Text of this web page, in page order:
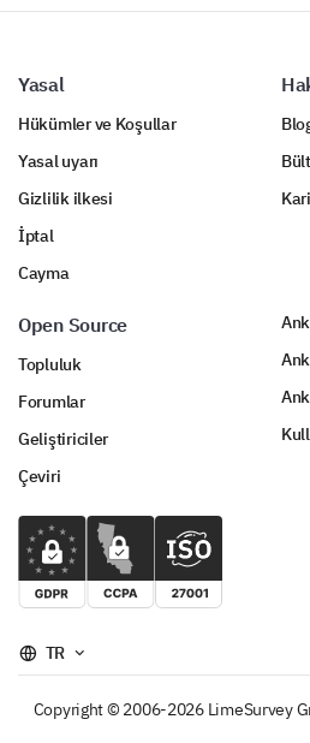
Yasal
Hükümler ve Koşullar
Yasal uyarı
Gizlilik ilkesi
İptal
Cayma
Open Source
Topluluk
Forumlar
Geliştiriciler
Çeviri
TR
Copyright © 2006-2026 LimeSurvey